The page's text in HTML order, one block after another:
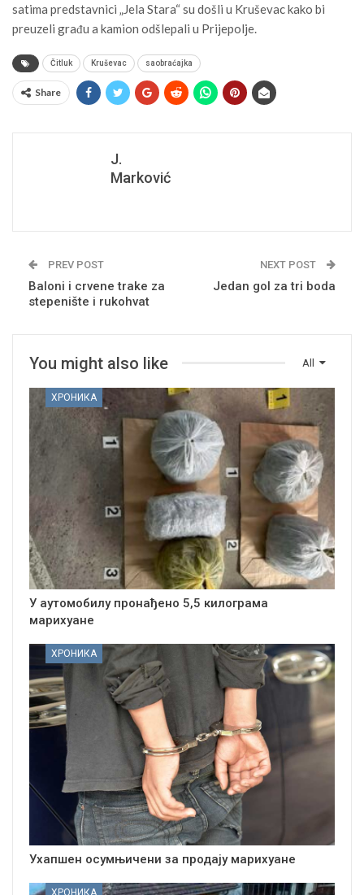
satima predstavnici „Jela Stara“ su došli u Kruševac kako bi
preuzeli građu a kamion odšlepali u Prijepolje.
Čitluk Kruševac saobraćajka
Share
J.
Marković
PREV POST
Baloni i crvene trake za
stepenište i rukohvat
NEXT POST
Jedan gol za tri boda
All
You might also like
ХРОНИКА
У аутомобилу пронађено 5,5 килограма
марихуане
ХРОНИКА
Ухапшен осумњичени за продају марихуане
ХРОНИКА